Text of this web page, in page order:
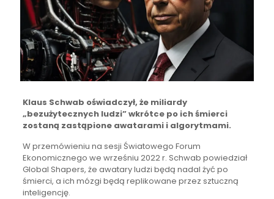
Klaus Schwab oświadczył, że miliardy
„bezużytecznych ludzi” wkrótce po ich śmierci
zostaną zastąpione awatarami i algorytmami.
W przemówieniu na sesji Światowego Forum
Ekonomicznego we wrześniu 2022 r. Schwab powiedział
Global Shapers, że awatary ludzi będą nadal żyć po
śmierci, a ich mózgi będą replikowane przez sztuczną
inteligencję.